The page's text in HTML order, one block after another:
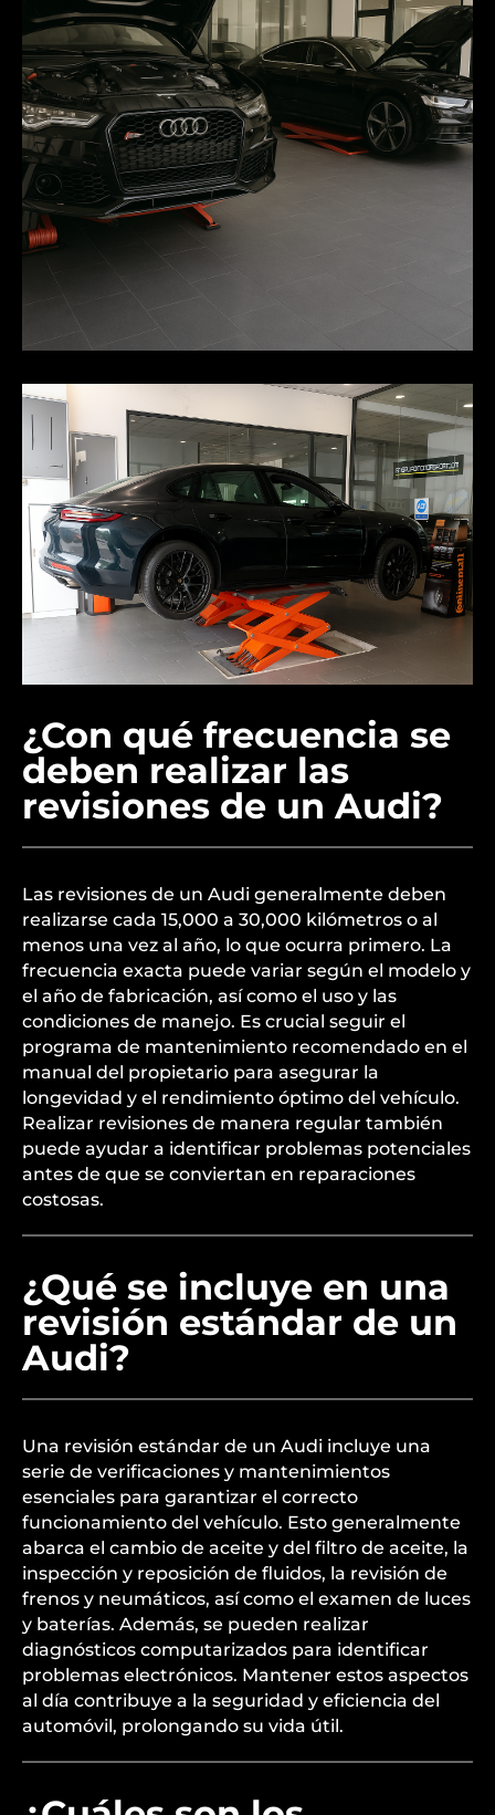
¿Con qué frecuencia se
deben realizar las
revisiones de un Audi?
Las revisiones de un Audi generalmente deben
realizarse cada 15,000 a 30,000 kilómetros o al
menos una vez al año, lo que ocurra primero. La
frecuencia exacta puede variar según el modelo y
el año de fabricación, así como el uso y las
condiciones de manejo. Es crucial seguir el
programa de mantenimiento recomendado en el
manual del propietario para asegurar la
longevidad y el rendimiento óptimo del vehículo.
Realizar revisiones de manera regular también
puede ayudar a identificar problemas potenciales
antes de que se conviertan en reparaciones
costosas.
¿Qué se incluye en una
revisión estándar de un
Audi?
Una revisión estándar de un Audi incluye una
serie de verificaciones y mantenimientos
esenciales para garantizar el correcto
funcionamiento del vehículo. Esto generalmente
abarca el cambio de aceite y del filtro de aceite, la
inspección y reposición de fluidos, la revisión de
frenos y neumáticos, así como el examen de luces
y baterías. Además, se pueden realizar
diagnósticos computarizados para identificar
problemas electrónicos. Mantener estos aspectos
al día contribuye a la seguridad y eficiencia del
automóvil, prolongando su vida útil.